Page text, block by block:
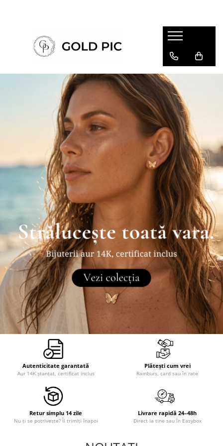
Autenticitate garantată
Aur 14K ștanțat, certificat inclus
Plătești cum vrei
Ramburs, card sau în rate
Retur simplu 14 zile
Nu ți se potrivește? Îl trimiți înapoi
Livrare rapidă 24–48h
Direct la tine sau în Easybox